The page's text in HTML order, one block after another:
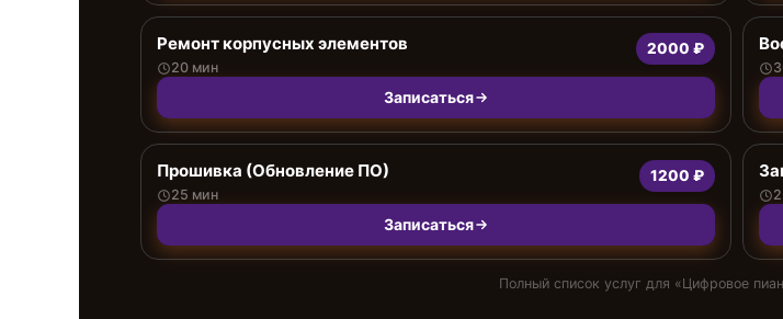
Ремонт корпусных элементов
20 мин
2000 ₽
Записаться
Прошивка (Обновление ПО)
25 мин
1200 ₽
Записаться
Полный список услуг для «Цифровое